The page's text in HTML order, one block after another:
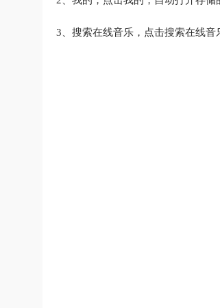
3、搜索在线音乐，点击搜索在线